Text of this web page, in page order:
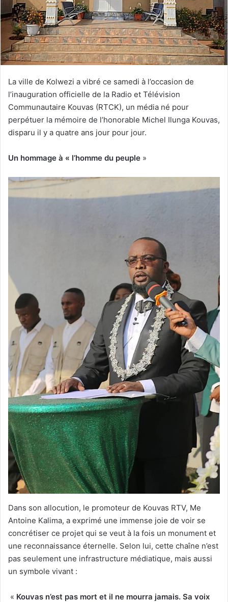
La ville de Kolwezi a vibré ce samedi à l’occasion de
l’inauguration officielle de la Radio et Télévision
Communautaire Kouvas (RTCK), un média né pour
perpétuer la mémoire de l’honorable Michel Ilunga Kouvas,
disparu il y a quatre ans jour pour jour.
Un hommage à « l’homme du peuple »
Dans son allocution, le promoteur de Kouvas RTV, Me
Antoine Kalima, a exprimé une immense joie de voir se
concrétiser ce projet qui se veut à la fois un monument et
une reconnaissance éternelle. Selon lui, cette chaîne n’est
pas seulement une infrastructure médiatique, mais aussi
un symbole vivant :
« Kouvas n’est pas mort et il ne mourra jamais. Sa voix